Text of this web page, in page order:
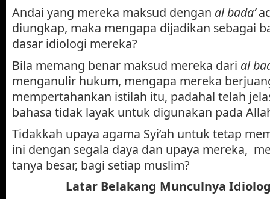
Andai yang mereka maksud dengan al bada’
diungkap, maka mengapa dijadikan sebagai
dasar idiologi mereka?
Bila memang benar maksud mereka dari al
menganulir hukum, mengapa mereka
mempertahankan istilah itu, padahal telah
bahasa tidak layak untuk digunakan pada
Tidakkah upaya agama Syi’ah untuk tetap
ini dengan segala daya dan upaya mereka,
tanya besar, bagi setiap muslim?
Latar Belakang Munculnya